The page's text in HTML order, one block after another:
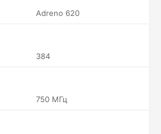
Adreno 620
384
750 МГц